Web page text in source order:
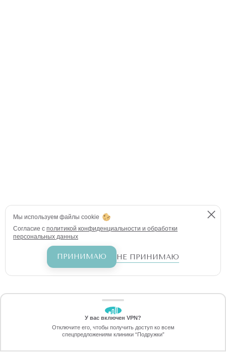
Позвоните
ЗАБЕРИТЕ СКИДКУ
70%
Мы используем файлы cookie
Согласие с политикой конфиденциальности и обработки
персональных данных
ПРИНИМАЮ НЕ ПРИНИМАЮ
У вас включен VPN?
Отключите его, чтобы получить доступ ко всем
спецпредложениям клиники “Подружки”